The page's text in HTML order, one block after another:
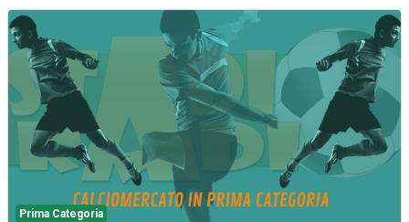
Prima Categoria